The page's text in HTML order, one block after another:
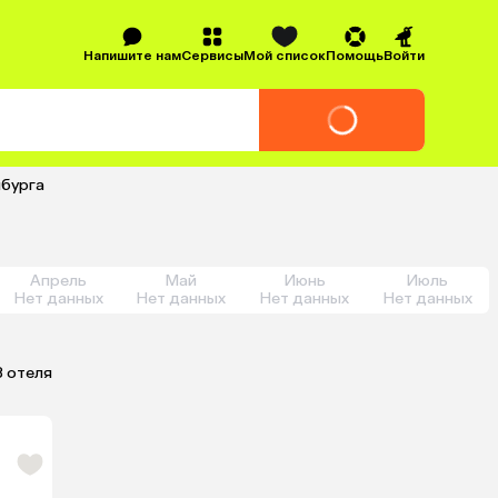
Напишите намСервисыМой списокПомощьВойти
Апрель
Нет данных
Май
Нет данных
Июнь
Нет данных
Июль
Нет данных
отеля